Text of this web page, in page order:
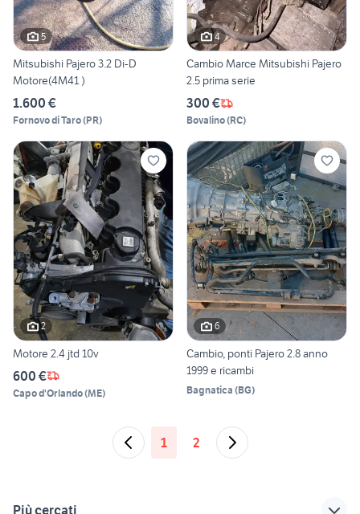
5
Mitsubishi Pajero 3.2 Di-D
Motore(4M41 )
1.600 €
Fornovo di Taro(PR)
4
Cambio Marce Mitsubishi Pajero
2.5 prima serie
300 €
Bovalino(RC)
2
Motore 2.4 jtd 10v
600 €
Capo d'Orlando(ME)
6
Cambio, ponti Pajero 2.8 anno
1999 e ricambi
Bagnatica (BG)
1 2
Più cercati